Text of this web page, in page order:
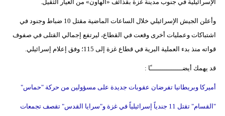
الإسرائيلية في جنوب مدينة غزة بقذائف «الهاون» من العيار الثقيل.
وأعلن الجيش الإسرائيلي خلال الساعات الماضية مقتل 10 ضباط وجنود في
اشتباكات وعمليات أخرى وقعت في القطاع، ليرتفع إجمالي القتلى في صفوف
قواته منذ بدء العملية البرية في قطاع غزة إلى 115؛ وفق إعلام إسرائيلي.
قد يهمك أيضــــــــــــــــًا :
أميركا وبريطانيا تفرضان عقوبات جديدة على مسؤولين من حركة "حماس"
"القسام" تقتل 11 جندياً إسرائيلياً في غزة و"سرايا القدس" تقصف تجمعات